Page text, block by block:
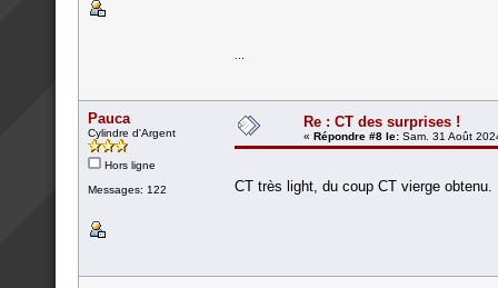
Pauca
Cylindre d'Argent
Hors ligne
Messages: 122
Re : CT des surprises !
« Répondre #8 le: Sam. 31 Août
CT très light, du coup CT vierge obtenu.